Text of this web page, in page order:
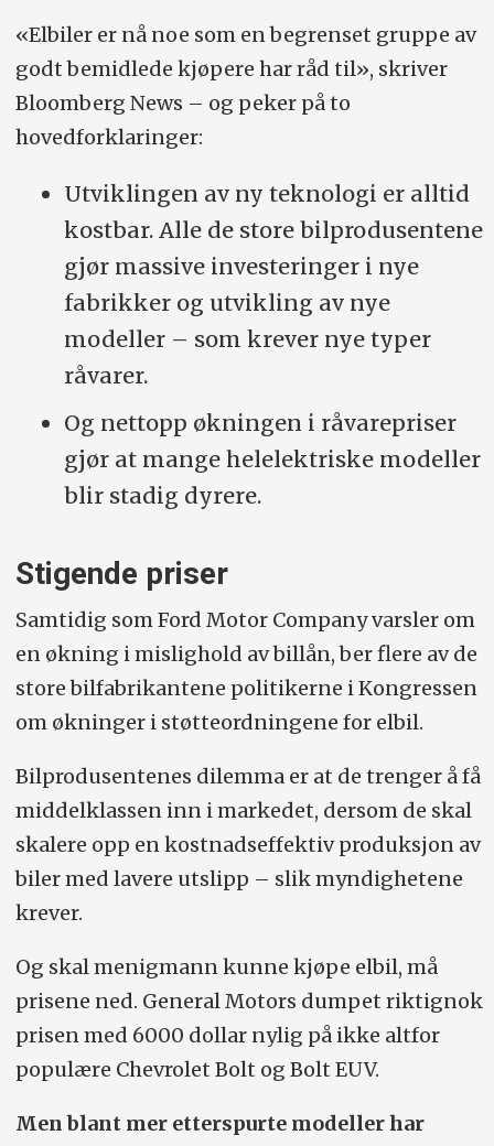
«Elbiler er nå noe som en begrenset gruppe av
godt bemidlede kjøpere har råd til», skriver
Bloomberg News – og peker på to
hovedforklaringer:
Utviklingen av ny teknologi er alltid
kostbar. Alle de store bilprodusentene
gjør massive investeringer i nye
fabrikker og utvikling av nye
modeller – som krever nye typer
råvarer.
Og nettopp økningen i råvarepriser
gjør at mange helelektriske modeller
blir stadig dyrere.
Stigende priser
Samtidig som Ford Motor Company varsler om
en økning i mislighold av billån, ber flere av de
store bilfabrikantene politikerne i Kongressen
om økninger i støtteordningene for elbil.
Bilprodusentenes dilemma er at de trenger å få
middelklassen inn i markedet, dersom de skal
skalere opp en kostnadseffektiv produksjon av
biler med lavere utslipp – slik myndighetene
krever.
Og skal menigmann kunne kjøpe elbil, må
prisene ned. General Motors dumpet riktignok
prisen med 6000 dollar nylig på ikke altfor
populære Chevrolet Bolt og Bolt EUV.
Men blant mer etterspurte modeller har